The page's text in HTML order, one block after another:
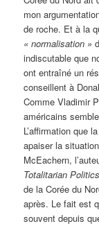
mon
de roche. Et à la
« normalisation »
indiscutable que
ont entraîné un
conseillent à
Comme Vladimir
américains
L’affirmation que la
apaiser la
McEachern,
Totalitarian Politics
de la Corée du
après. Le fait est
souvent depuis